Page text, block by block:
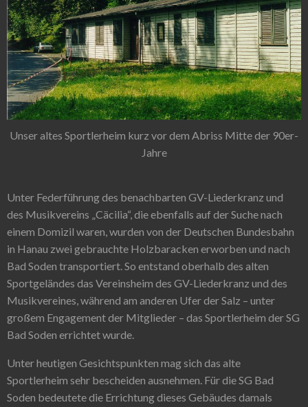
Unser altes Sportlerheim kurz vor dem Abriss Mitte der 90er-
Jahre
Unter Federführung des benachbarten GV-Liederkranz und
des Musikvereins „Cäcilia“, die ebenfalls auf der Suche nach
einem Domizil waren, wurden von der Deutschen Bundesbahn
in Hanau zwei gebrauchte Holzbaracken erworben und nach
Bad Soden transportiert. So entstand oberhalb des alten
Sportgeländes das Vereinsheim des GV-Liederkranz und des
Musikvereines, während am anderen Ufer der Salz – unter
großem Engagement der Mitglieder – das Sportlerheim der SG
Bad Soden errichtet wurde.
Unter heutigen Gesichtspunkten mag sich das alte
Sportlerheim sehr bescheiden ausnehmen. Für die SG Bad
Soden bedeutete die Errichtung dieses Gebäudes damals